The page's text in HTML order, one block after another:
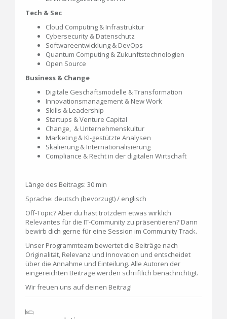
Tech & Sec
Cloud Computing & Infrastruktur
Cybersecurity & Datenschutz
Softwareentwicklung & DevOps
Quantum Computing & Zukunftstechnologien
Open Source
Business & Change
Digitale Geschäftsmodelle & Transformation
Innovationsmanagement & New Work
Skills & Leadership
Startups & Venture Capital
Change, & Unternehmenskultur
Marketing & KI-gestützte Analysen
Skalierung & Internationalisierung
Compliance & Recht in der digitalen Wirtschaft
Länge des Beitrags: 30 min
Sprache: deutsch (bevorzugt) / englisch
Off-Topic? Aber du hast trotzdem etwas wirklich
Relevantes für die IT-Community zu präsentieren? Dann
bewirb dich gerne für eine Session im Community Track.
Unser Programmteam bewertet die Beiträge nach
Originalität, Relevanz und Innovation und entscheidet
über die Annahme und Einteilung. Alle Autoren der
eingereichten Beiträge werden schriftlich benachrichtigt.
Wir freuen uns auf deinen Beitrag!